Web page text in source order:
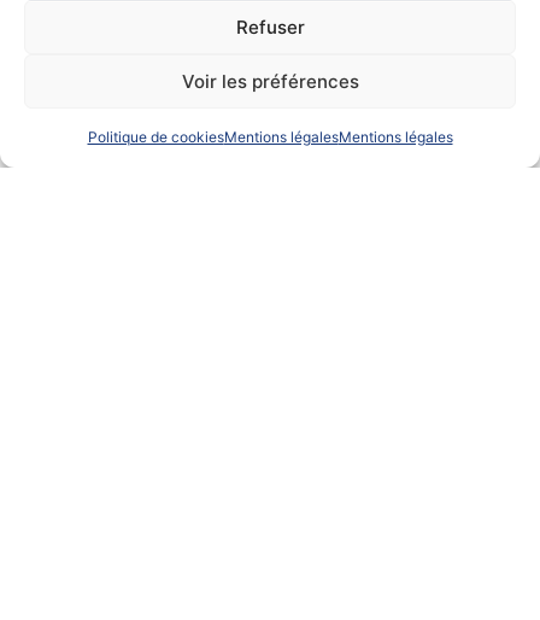
Refuser
Voir les préférences
Politique de cookiesMentions légalesMentions légales